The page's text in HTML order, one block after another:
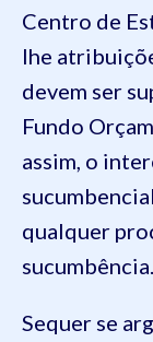
Centro de
lhe
devem ser
Fundo
assim, o
qualquer
sucumbência.
Sequer se